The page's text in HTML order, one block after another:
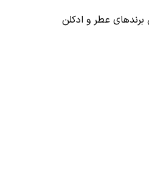
برندهای عطر و ادکلن